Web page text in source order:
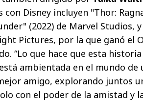
con Disney incluyen "Thor:
(2022) de Marvel Studios,
Pictures, por la que ganó el
“Lo que hace que esta
ambientada en el mundo de
amigo, explorando juntos
con el poder de la amistad y